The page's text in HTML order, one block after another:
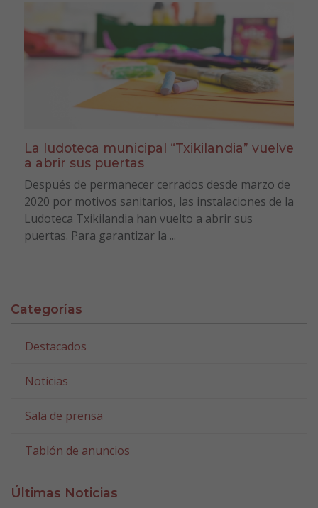
La ludoteca municipal “Txikilandia” vuelve
a abrir sus puertas
Después de permanecer cerrados desde marzo de
2020 por motivos sanitarios, las instalaciones de la
Ludoteca Txikilandia han vuelto a abrir sus
puertas. Para garantizar la ...
Categorías
Destacados
Noticias
Sala de prensa
Tablón de anuncios
Últimas Noticias